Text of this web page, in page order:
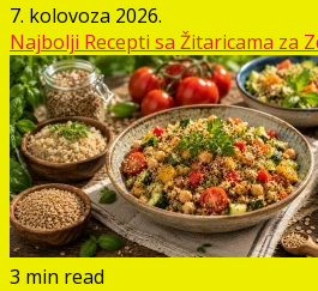
7. kolovoza 2026.
Najbolji Recepti sa Žitaricama za
3 min read